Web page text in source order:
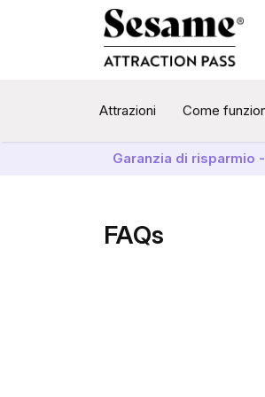
Attrazioni Come
Garanzia di risparmio -
FAQs